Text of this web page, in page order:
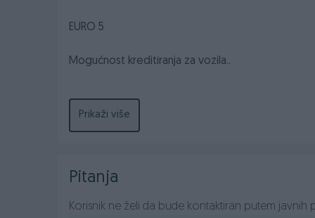
EURO 5
Mogućnost kreditiranja za vozila..
2012 GODINA
62,5 KW- 85 KS
Parking senzori nazad
Kožni Volan podesiv po visini i dubini sa
Prikaži više
Pitanja
Korisnik ne želi da bude kontaktiran putem javnih